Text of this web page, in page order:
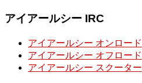
アイアールシー IRC
アイアールシー オンロード
アイアールシー オフロード
アイアールシー スクーター